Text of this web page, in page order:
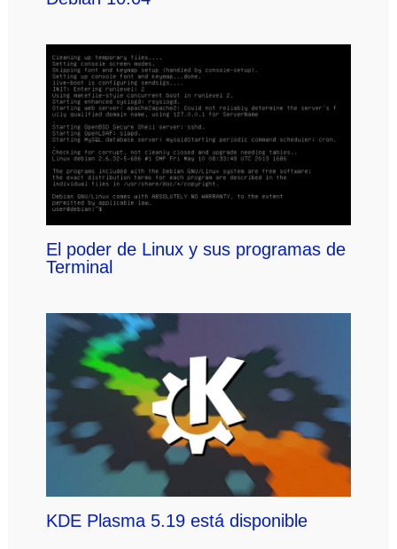
El poder de Linux y sus programas de
Terminal
KDE Plasma 5.19 está disponible